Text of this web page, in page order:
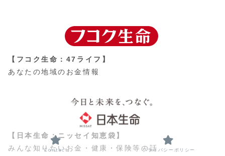
【フコク生命：47ライフ】
あなたの地域のお金情報
【日本生命：ニッセイ知恵袋】
みんな知りたいお金・健康・保険等の話
Contact プライバシーポリシー